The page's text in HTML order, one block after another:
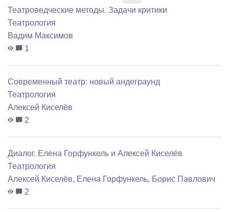
Театроведческие методы. Задачи критики
Театрология
Вадим Максимов
1
Современный театр: новый андеграунд
Театрология
Алексей Киселёв
2
Диалог. Елена Горфункель и Алексей Киселёв
Театрология
Алексей Киселёв, Елена Горфункель, Борис Павлович
2